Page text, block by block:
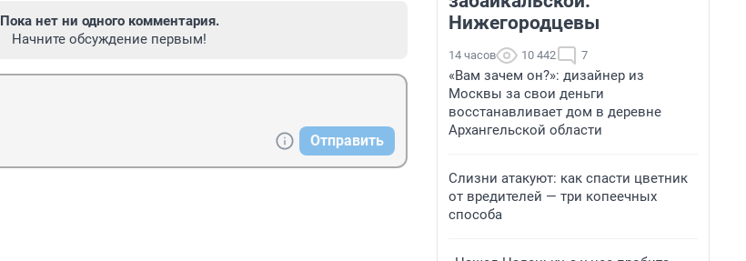
Пока нет ни одного комментария.
Начните обсуждение первым!
Отправить
Нижегородцевы
14 часов 10 442 7
«Вам зачем он?»: дизайнер из
Москвы за свои деньги
восстанавливает дом в деревне
Архангельской области
Слизни атакуют: как спасти цветник
от вредителей — три копеечных
способа